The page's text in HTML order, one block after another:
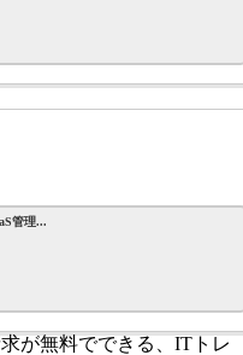
理...
無料でできる、ITトレ